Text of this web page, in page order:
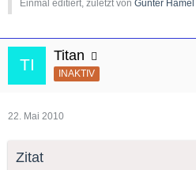
Einmal editiert, zuletzt von Gunter Hämel
Titan
INAKTIV
22. Mai 2010
Zitat